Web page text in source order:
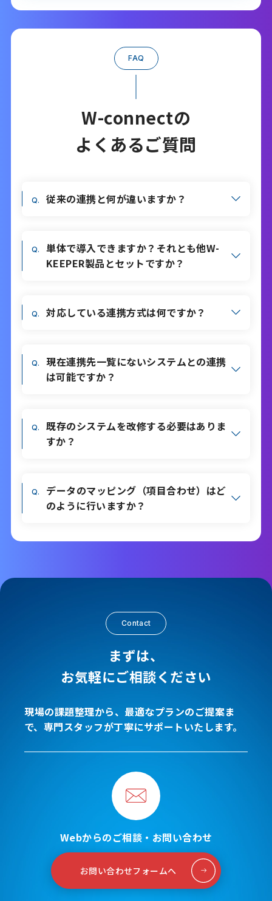
FAQ
W-connectの
よくあるご質問
従来の連携と何が違いますか？
単体で導入できますか？それとも他W-
KEEPER製品とセットですか？
対応している連携方式は何ですか？
現在連携先一覧にないシステムとの連携
は可能ですか？
既存のシステムを改修する必要はありま
すか？
データのマッピング（項目合わせ）はど
のように行いますか？
Contact
まずは、
お気軽にご相談ください
現場の課題整理から、最適なプランのご提案ま
で、専門スタッフが丁寧にサポートいたします。
Webからのご相談・お問い合わせ
お問い合わせフォームへ